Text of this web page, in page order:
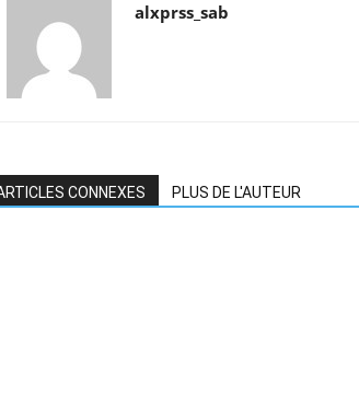
alxprss_sab
CONNEXES PLUS DE L'AUTEUR